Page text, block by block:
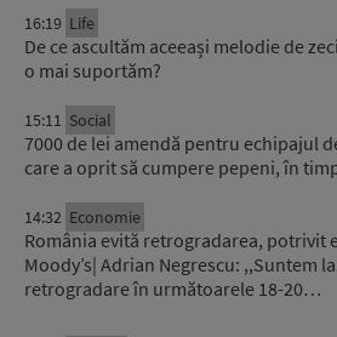
16:19 Life
De ce ascultăm aceeași melodie de
o mai suportăm?
15:11 Social
7000 de lei amendă pentru echipajul
care a oprit să cumpere pepeni, în
14:32 Economie
România evită retrogradarea, potrivit
Moody’s| Adrian Negrescu: ,,Suntem
retrogradare în următoarele 18-20…